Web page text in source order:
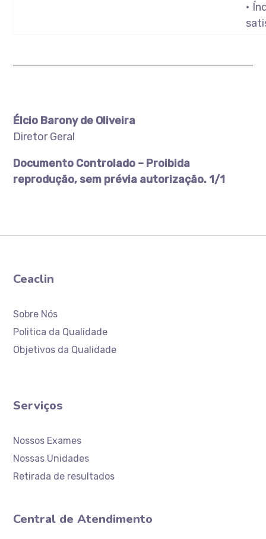
•
Élcio Barony de Oliveira
Diretor Geral
Documento Controlado – Proibida
reprodução, sem prévia autorização. 1/1
Ceaclin
Sobre Nós
Politica da Qualidade
Objetivos da Qualidade
Serviços
Nossos Exames
Nossas Unidades
Retirada de resultados
Central de Atendimento